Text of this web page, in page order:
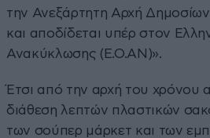
την Ανεξάρτητη Αρχή
και αποδίδεται υπέρ στον
Ανακύκλωσης (Ε.Ο.ΑΝ)».
Έτσι από την αρχή του χρόνου
διάθεση λεπτών πλαστικών
των σούπερ μάρκετ και των